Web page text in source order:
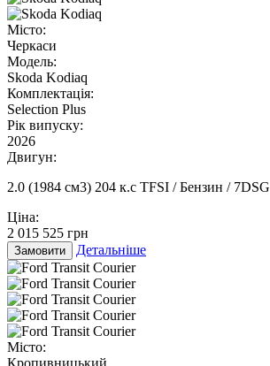
Місто:
Черкаси
Модель:
Skoda Kodiaq
Комплектація:
Selection Plus
Рік випуску:
2026
Двигун:
2.0 (1984 см3) 204 к.с TFSI / Бензин / 7DSG
Ціна:
2 015 525 грн
Замовити Детальніше
Місто:
Кропивницький